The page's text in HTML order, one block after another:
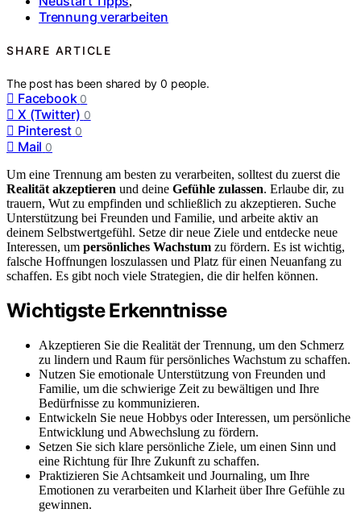
Trennung verarbeiten
SHARE ARTICLE
The post has been shared by0 people.
Facebook 0
X (Twitter) 0
Pinterest 0
Mail 0
Um eine Trennung am besten zu verarbeiten, solltest du zuerst die
Realität akzeptieren und deine Gefühle zulassen. Erlaube dir, zu
trauern, Wut zu empfinden und schließlich zu akzeptieren. Suche
Unterstützung bei Freunden und Familie, und arbeite aktiv an
deinem Selbstwertgefühl. Setze dir neue Ziele und entdecke neue
Interessen, um persönliches Wachstum zu fördern. Es ist wichtig,
falsche Hoffnungen loszulassen und Platz für einen Neuanfang zu
schaffen. Es gibt noch viele Strategien, die dir helfen können.
Wichtigste Erkenntnisse
Akzeptieren Sie die Realität der Trennung, um den Schmerz
zu lindern und Raum für persönliches Wachstum zu schaffen.
Nutzen Sie emotionale Unterstützung von Freunden und
Familie, um die schwierige Zeit zu bewältigen und Ihre
Bedürfnisse zu kommunizieren.
Entwickeln Sie neue Hobbys oder Interessen, um persönliche
Entwicklung und Abwechslung zu fördern.
Setzen Sie sich klare persönliche Ziele, um einen Sinn und
eine Richtung für Ihre Zukunft zu schaffen.
Praktizieren Sie Achtsamkeit und Journaling, um Ihre
Emotionen zu verarbeiten und Klarheit über Ihre Gefühle zu
gewinnen.